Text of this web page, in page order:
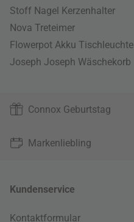
Stoff Nagel Kerzenhalter
Nova Treteimer
Flowerpot Akku Tischleuchte
Joseph Joseph Wäschekorb
Connox Geburtstag
Markenliebling
Kundenservice
Kontaktformular